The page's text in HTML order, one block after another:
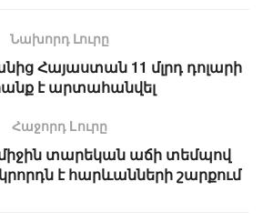
Նախորդ Լուրը
Հայաստան 11 մլրդ դոլարի
է արտահանվել
Հաջորդ Lուրը
տարեկան աճի տեմպով
է հարևանների շարքում